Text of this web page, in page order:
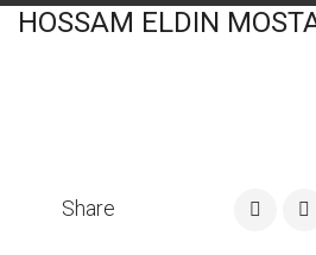
HOSSAM ELDIN
Share